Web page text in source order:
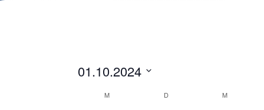
01.10.2024
Kalender
M D M